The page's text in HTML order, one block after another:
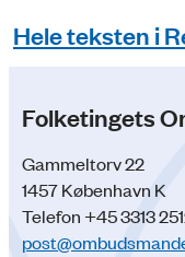
Hele teksten i
Folketingets
Gammeltorv 22
1457 København K
Telefon +45 3313